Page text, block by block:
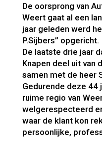
De oorsprong van
Weert gaat al een
jaar geleden werd
P.Sijbers” opgericht.
De laatste drie jaar
Knapen deel uit van
samen met de heer
Gedurende deze 44
ruime regio van
welgerespecteerd
waar de klant kon
persoonlijke,